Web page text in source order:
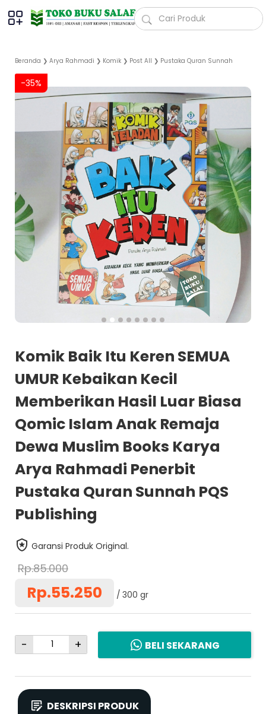
Beranda ❯ Arya Rahmadi ❯ Komik ❯ Post All ❯ Pustaka Quran Sunnah
-35%
Komik Baik Itu Keren SEMUA
UMUR Kebaikan Kecil
Memberikan Hasil Luar Biasa
Qomic Islam Anak Remaja
Dewa Muslim Books Karya
Arya Rahmadi Penerbit
Pustaka Quran Sunnah PQS
Publishing
Garansi Produk Original.
Rp.85.000
Rp.55.250 300 gr
- + BELI SEKARANG
DESKRIPSI PRODUK